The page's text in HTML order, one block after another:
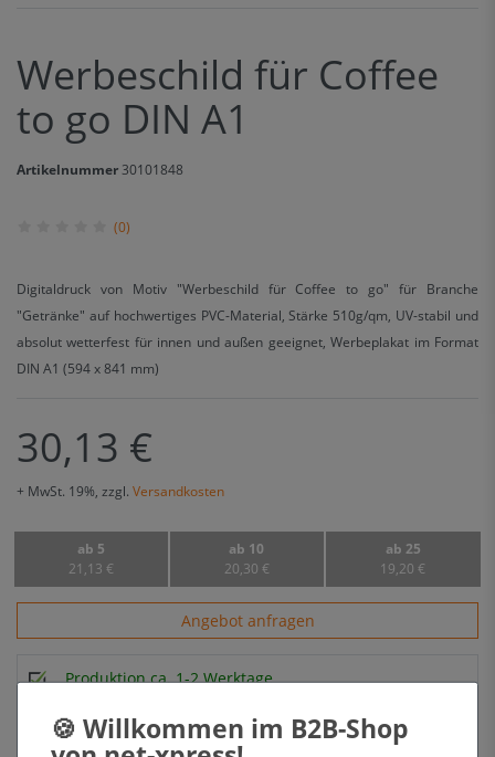
Werbeschild für Coffee
to go DIN A1
Artikelnummer30101848
(0)
Digitaldruck von Motiv "Werbeschild für Coffee to go" für Branche
"Getränke" auf hochwertiges PVC-Material, Stärke 510g/qm, UV-stabil und
absolut wetterfest für innen und außen geeignet, Werbeplakat im Format
DIN A1 (594 x 841 mm)
30,13 €
+ MwSt. 19%, zzgl. Versandkosten
ab 5
21,13 €
ab 10
20,30 €
ab 25
19,20 €
Angebot anfragen
Produktion ca. 1-2 Werktage
Lieferung kostenfrei ab 49,90 € netto (DE)
Fügen Sie Artikel im Wert von 49.90 € für die kostenfreie Lieferung